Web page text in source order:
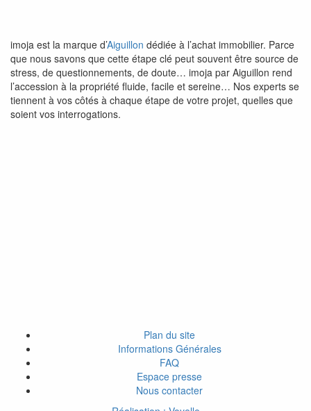
imoja est la marque d’Aiguillon dédiée à l’achat immobilier. Parce
que nous savons que cette étape clé peut souvent être source de
stress, de questionnements, de doute… imoja par Aiguillon rend
l’accession à la propriété fluide, facile et sereine… Nos experts se
tiennent à vos côtés à chaque étape de votre projet, quelles que
soient vos interrogations.
Plan du site
Informations Générales
FAQ
Espace presse
Nous contacter